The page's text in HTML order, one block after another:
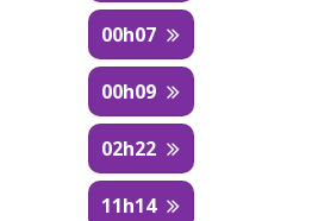
00h07
00h09
02h22
11h14